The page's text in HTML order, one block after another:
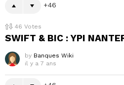
46
46 Votes
SWIFT & BIC : YPI
by Banques Wiki
il y a 7 ans